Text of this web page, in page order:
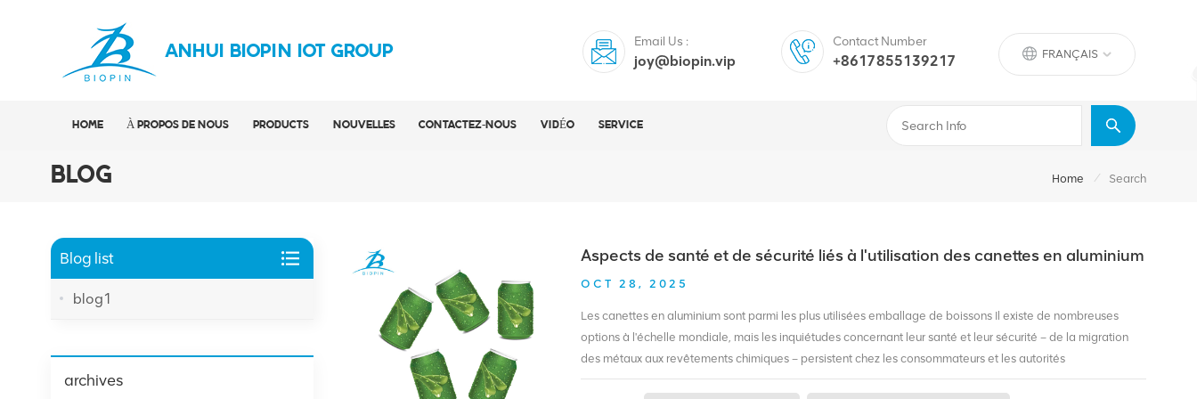
ANHUI BIOPIN IOT GROUP FRANÇAIS
Email Us :
joy@biopin.vip
Contact Number
+8617855139217
HOME À PROPOS DE NOUS PRODUCTS NOUVELLES CONTACTEZ-NOUS VIDÉO SERVICE
BLOG Home / Search
Aspects de santé et de sécurité liés à l'utilisation des canettes en aluminium
OCT 28, 2025
Les canettes en aluminium sont parmi les plus utilisées emballage de boissons Il existe de nombreuses
options à l'échelle mondiale, mais les inquiétudes concernant leur santé et leur sécurité – de la migration
des métaux aux revêtements chimiques – persistent chez les consommateurs et les autorités
réglementaires. En 2025, avec des normes de sécurité alimentaire plus strictes (par exemple, la
Blog list
blog1
archives